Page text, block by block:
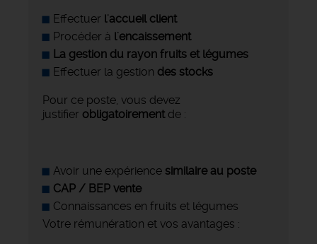
Effectuer l'accueil client
Procéder à l'encaissement
La gestion du rayon fruits et légumes
Effectuer la gestion des stocks
Pour ce poste, vous devez
justifier obligatoirement de :
Avoir une expérience similaire au poste
CAP / BEP vente
Connaissances en fruits et légumes
Votre rémunération et vos avantages :